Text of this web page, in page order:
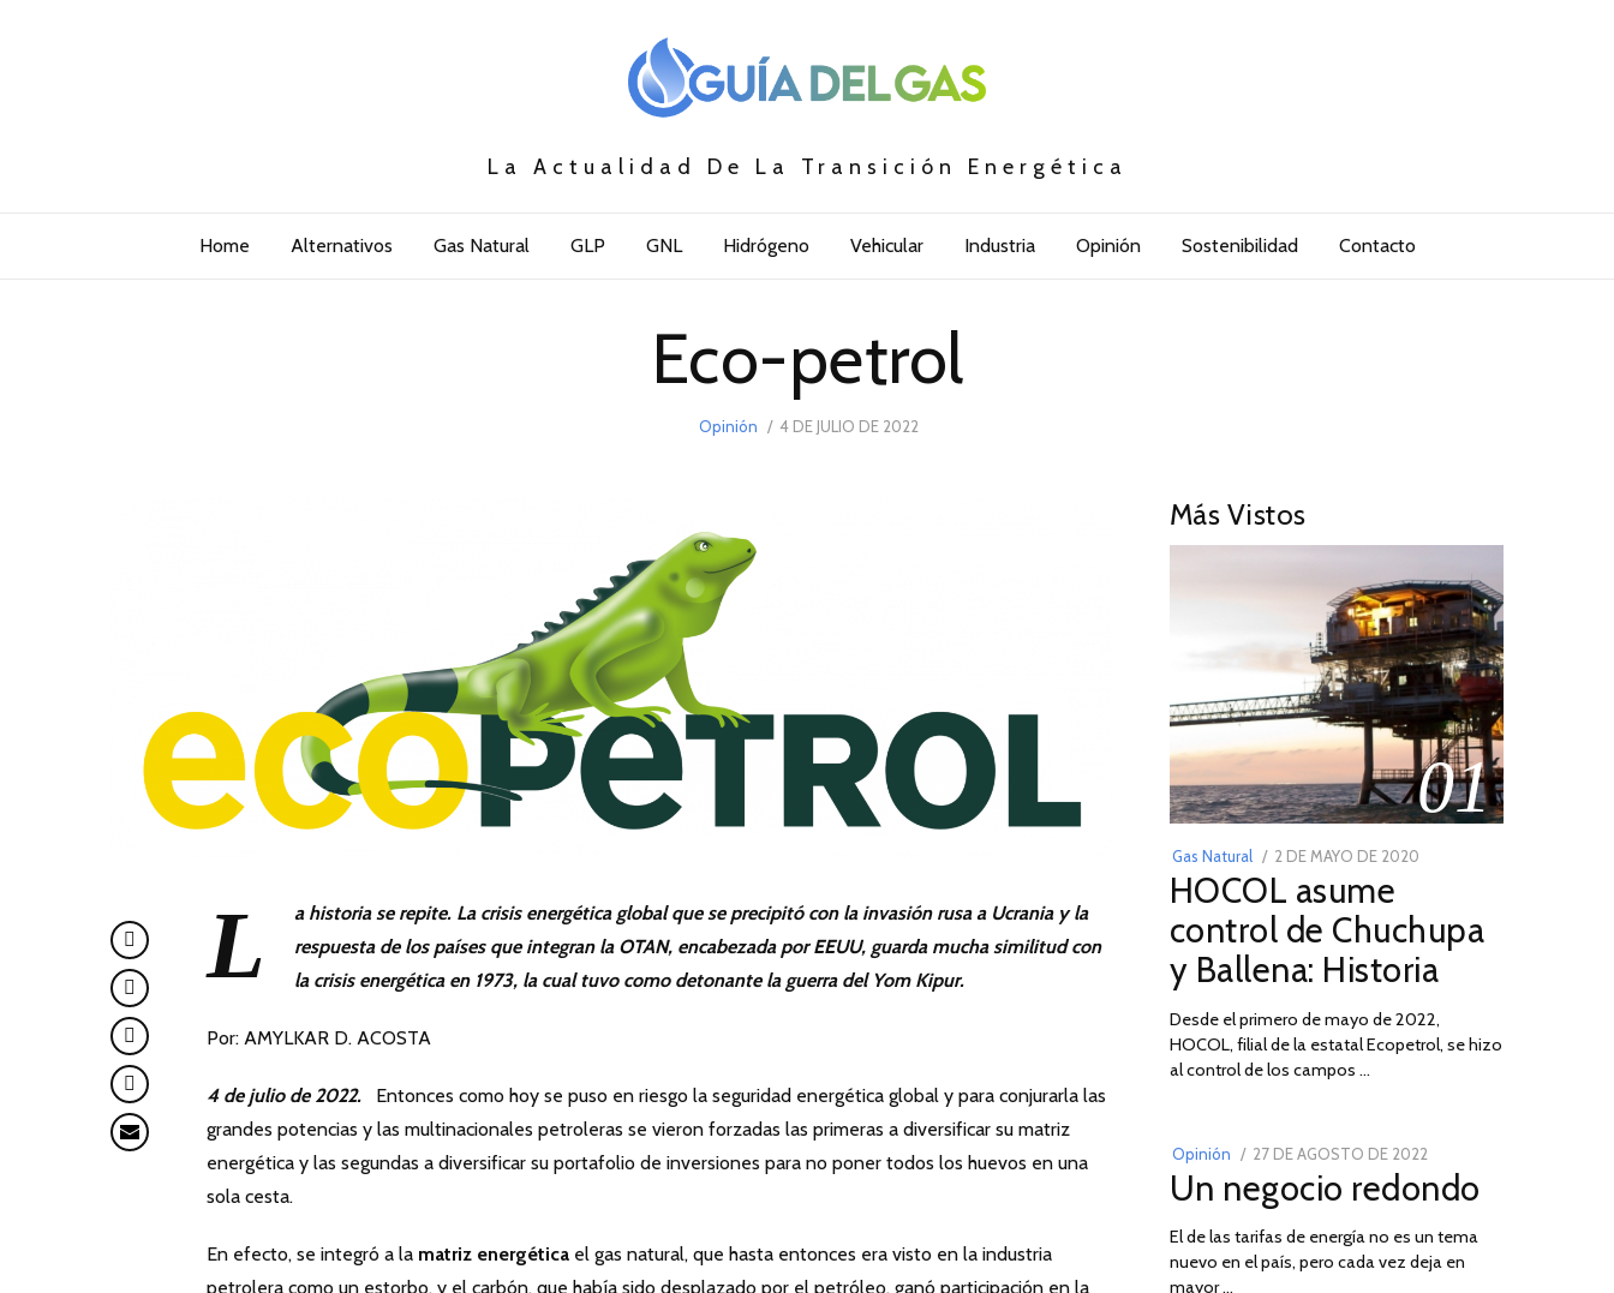
La Actualidad De La Transición Energética
Home Alternativos Gas Natural GLP GNL Hidrógeno Vehicular Industria Opinión Sostenibilidad Contacto
Eco-petrol
Opinión
POSTED
4 DE JULIO DE 20224
L
a historia se repite. La crisis energética global que se precipitó con la invasión rusa a Ucrania y la
respuesta de los países que integran la OTAN, encabezada por EEUU, guarda mucha similitud con
la crisis energética en 1973, la cual tuvo como detonante la guerra del Yom Kipur.
Por: AMYLKAR D. ACOSTA
4 de julio de 2022. Entonces como hoy se puso en riesgo la seguridad energética global y para conjurarla las
grandes potencias y las multinacionales petroleras se vieron forzadas las primeras a diversificar su matriz
energética y las segundas a diversificar su portafolio de inversiones para no poner todos los huevos en una
sola cesta.
En efecto, se integró a la matriz energética el gas natural, que hasta entonces era visto en la industria
petrolera como un estorbo, y el carbón, que había sido desplazado por el petróleo, ganó participación en la
Más Vistos
01
Gas Natural
POSTED
ON
2 DE MAYO DE 2020
DE
2026
HOCOL asume
control de Chuchupa
y Ballena: Historia
Desde el primero de mayo de 2022,
HOCOL, filial de la estatal Ecopetrol, se hizo
al control de los campos …
Opinión
POSTED
ON
27 DE AGOSTO DE 2022
DE
DE
2022
Un negocio redondo
El de las tarifas de energía no es un tema
nuevo en el país, pero cada vez deja en
mayor …